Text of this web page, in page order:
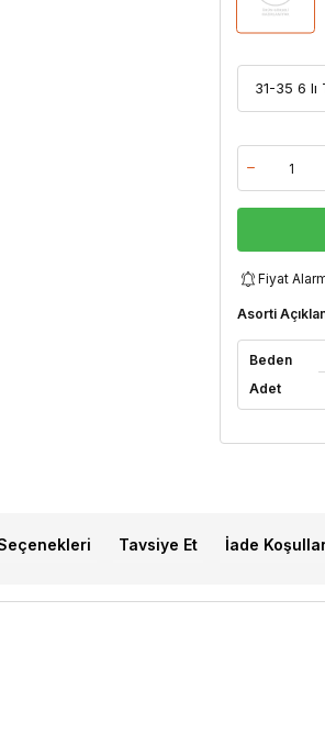
Fiyat
Asorti
Beden
Adet
Tavsiye Et İade